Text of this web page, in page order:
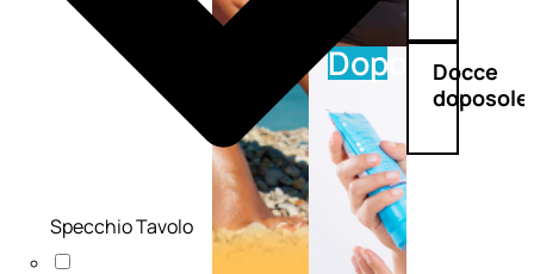
Doposole
Docce
doposole
Specchio Tavolo